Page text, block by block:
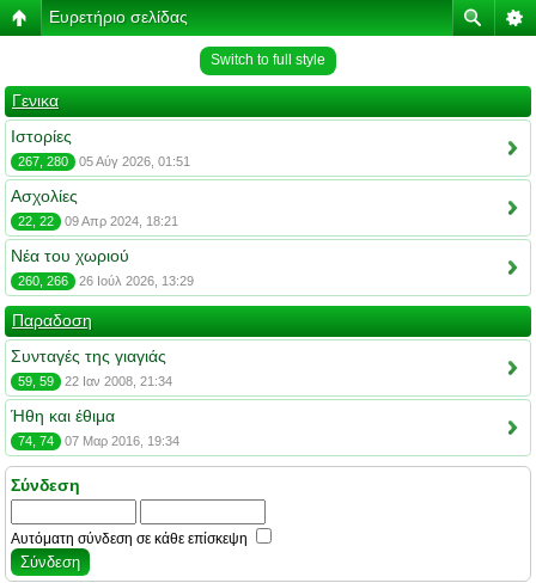
Ευρετήριο σελίδας
Switch to full style
Γενικα
Ιστορίες
267, 280 05 Αύγ 2026, 01:51
Ασχολίες
22, 22 09 Απρ 2024, 18:21
Νέα του χωριού
260, 266 26 Ιούλ 2026, 13:29
Παραδοση
Συνταγές της γιαγιάς
59, 59 22 Ιαν 2008, 21:34
Ήθη και έθιμα
74, 74 07 Μαρ 2016, 19:34
Σύνδεση
Αυτόματη σύνδεση σε κάθε επίσκεψη